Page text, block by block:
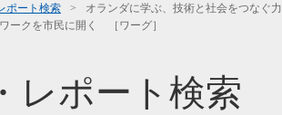
ポート検索 >
オランダに学ぶ、技術と社会をつなぐ力
ークを市民に開く ［ワーグ］
レポート検索